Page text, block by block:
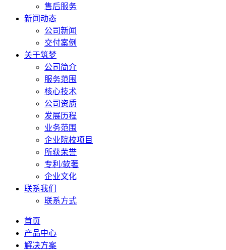
售后服务
新闻动态
公司新闻
交付案例
关于筑梦
公司简介
服务范围
核心技术
公司资质
发展历程
业务范围
企业院校项目
所获荣誉
专利/软著
企业文化
联系我们
联系方式
首页
产品中心
解决方案